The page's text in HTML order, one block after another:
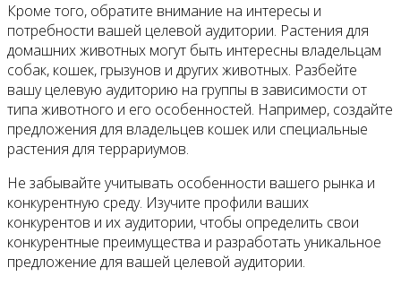
Кроме того, обратите внимание на интересы и
потребности вашей целевой аудитории. Растения для
домашних животных могут быть интересны владельцам
собак, кошек, грызунов и других животных. Разбейте
вашу целевую аудиторию на группы в зависимости от
типа животного и его особенностей. Например, создайте
предложения для владельцев кошек или специальные
растения для террариумов.
Не забывайте учитывать особенности вашего рынка и
конкурентную среду. Изучите профили ваших
конкурентов и их аудитории, чтобы определить свои
конкурентные преимущества и разработать уникальное
предложение для вашей целевой аудитории.